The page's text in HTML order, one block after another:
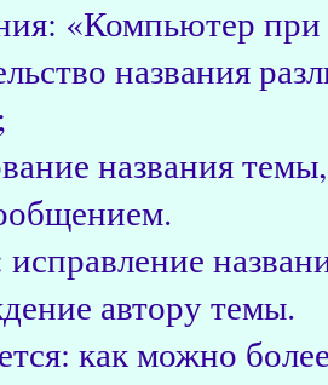
«Компьютер при
названия
названия
автору темы.
как можно